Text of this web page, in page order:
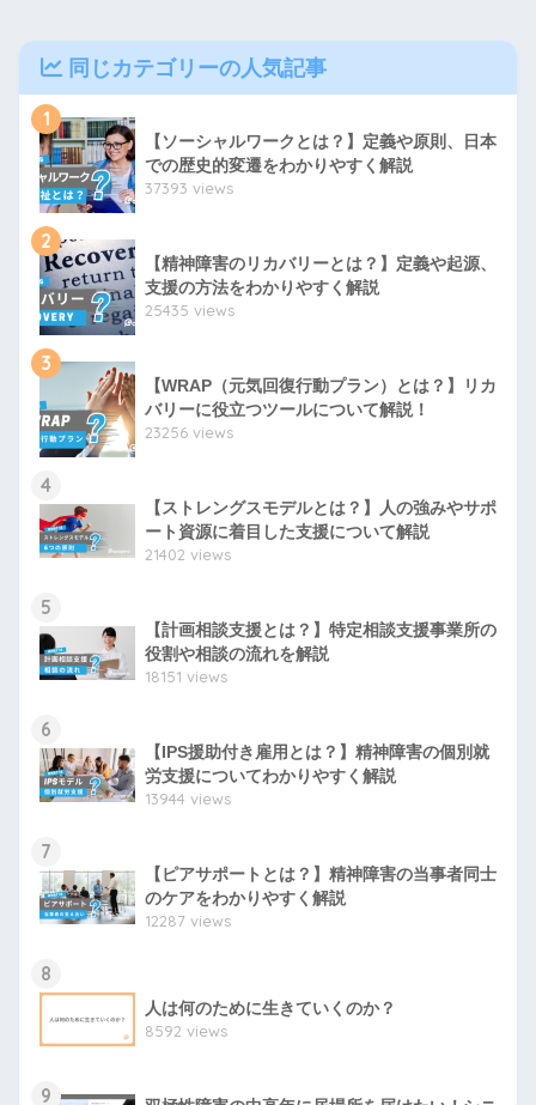
同じカテゴリーの人気記事
1
【ソーシャルワークとは？】定義や原則、日本
での歴史的変遷をわかりやすく解説
37393 views
2
【精神障害のリカバリーとは？】定義や起源、
支援の方法をわかりやすく解説
25435 views
3
【WRAP（元気回復行動プラン）とは？】リカ
バリーに役立つツールについて解説！
23256 views
4
【ストレングスモデルとは？】人の強みやサポ
ート資源に着目した支援について解説
21402 views
5
【計画相談支援とは？】特定相談支援事業所の
役割や相談の流れを解説
18151 views
6
【IPS援助付き雇用とは？】精神障害の個別就
労支援についてわかりやすく解説
13944 views
7
【ピアサポートとは？】精神障害の当事者同士
のケアをわかりやすく解説
12287 views
8
人は何のために生きていくのか？
8592 views
9